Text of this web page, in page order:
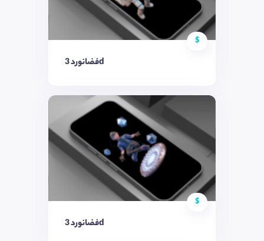
$
فضانورد 3d
$
فضانورد 3d